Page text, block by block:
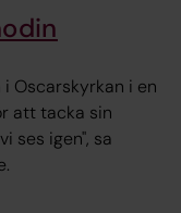
Oscarskyrkan i en
att tacka sin
ses igen", sa